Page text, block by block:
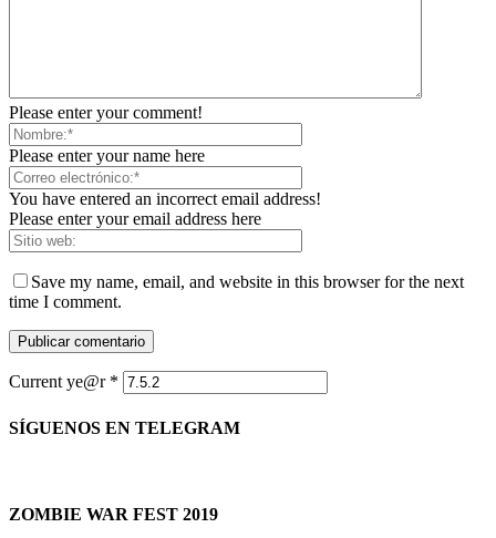
Please enter your comment!
Please enter your name here
You have entered an incorrect email address!
Please enter your email address here
Save my name, email, and website in this browser for the next
time I comment.
Current ye@r *
SÍGUENOS EN TELEGRAM
ZOMBIE WAR FEST 2019